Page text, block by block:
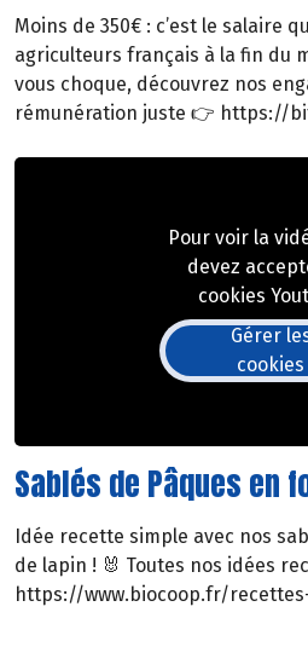
Moins de 350€ : c’est le salaire
agriculteurs français à la fin du
vous choque, découvrez nos
rémunération juste 👉 https://
Pour voir la
devez
cookies
Gérer
cookies
Sablés de Pâques en
Idée recette simple avec nos
de lapin ! 🐰 Toutes nos idées
https://www.biocoop.fr/